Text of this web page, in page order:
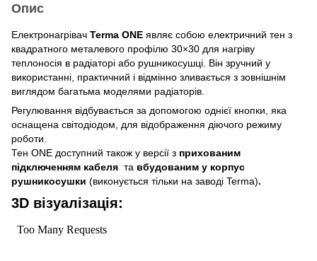
Опис
Електронагрівач Terma ONE являє собою електричний тен з
квадратного металевого профілю 30×30 для нагріву
теплоносія в радіаторі або рушникосушці. Він зручний у
використанні, практичний і відмінно зливається з зовнішнім
виглядом багатьма моделями радіаторів.
Регулювання відбувається за допомогою однієї кнопки, яка
оснащена світодіодом, для відображення діючого режиму
роботи.
Тен ONE доступний також у версії з прихованим
підключенням кабеля та вбудованим у корпус
рушникосушки (виконується тільки на заводі Terma).
3D візуалізація: